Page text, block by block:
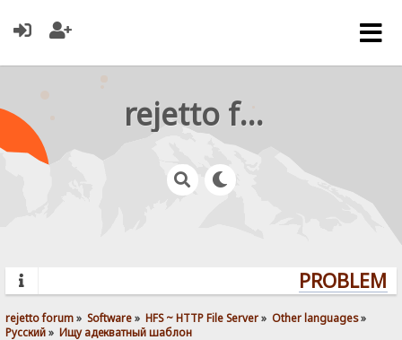
rejetto forum
rejetto forum» Software» HFS ~ HTTP File Server» Other languages»
Pусский» Ищу адекватный шаблон